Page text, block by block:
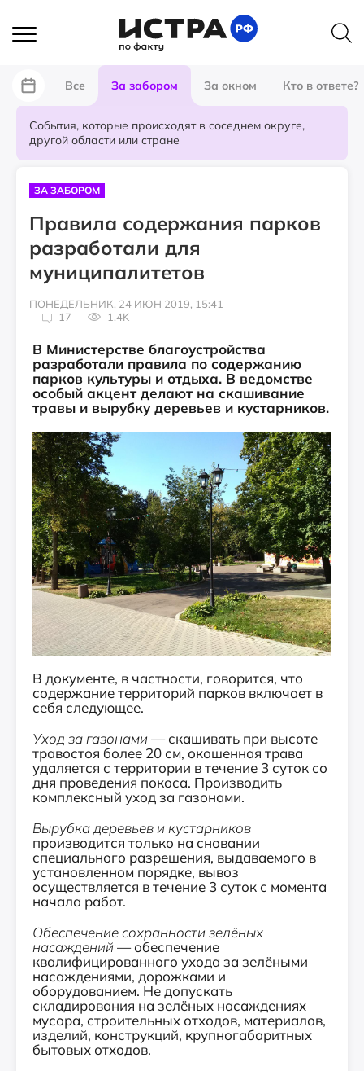
Все За забором За окном Кто в ответе?
События, которые происходят в соседнем округе,
другой области или стране
ЗА ЗАБОРОМ
Правила содержания парков
разработали для
муниципалитетов
ПОНЕДЕЛЬНИК, 24 ИЮН 2019, 15:41
17
1.4K
В Министерстве благоустройства
разработали правила по содержанию
парков культуры и отдыха. В ведомстве
особый акцент делают на скашивание
травы и вырубку деревьев и кустарников.
В документе, в частности, говорится, что
содержание территорий парков включает в
себя следующее.
Уход за газонами — скашивать при высоте
травостоя более 20 см, окошенная трава
удаляется с территории в течение 3 суток со
дня проведения покоса. Производить
комплексный уход за газонами.
Вырубка деревьев и кустарников
производится только на сновании
специального разрешения, выдаваемого в
установленном порядке, вывоз
осуществляется в течение 3 суток с момента
начала работ.
Обеспечение сохранности зелёных
насаждений — обеспечение
квалифицированного ухода за зелёными
насаждениями, дорожками и
оборудованием. Не допускать
складирования на зелёных насаждениях
мусора, строительных отходов, материалов,
изделий, конструкций, крупногабаритных
бытовых отходов.